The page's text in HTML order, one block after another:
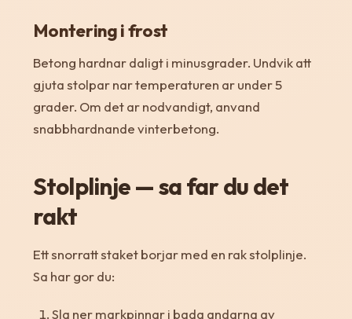
Montering i frost
Betong hardnar daligt i minusgrader. Undvik att
gjuta stolpar nar temperaturen ar under 5
grader. Om det ar nodvandigt, anvand
snabbhardnande vinterbetong.
Stolplinje — sa far du det
rakt
Ett snorratt staket borjar med en rak stolplinje.
Sa har gor du:
Sla ner markpinnar i bada andarna av